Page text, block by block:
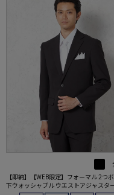
【即納】【WEB限定】フォーマル 2つ
下ウォッシャブル ウエストアジャスタ